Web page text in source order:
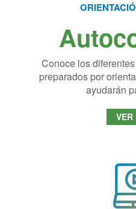
Conoce los diferentes
preparados por
ayudarán
VER